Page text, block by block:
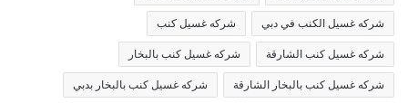
شركه غسيل الكنب في دبي شركه غسيل كنب
شركه غسيل كنب الشارقة شركه غسيل كنب بالبخار
شركه غسيل كنب بالبخار الشارقة شركه غسيل كنب بالبخار بدبي